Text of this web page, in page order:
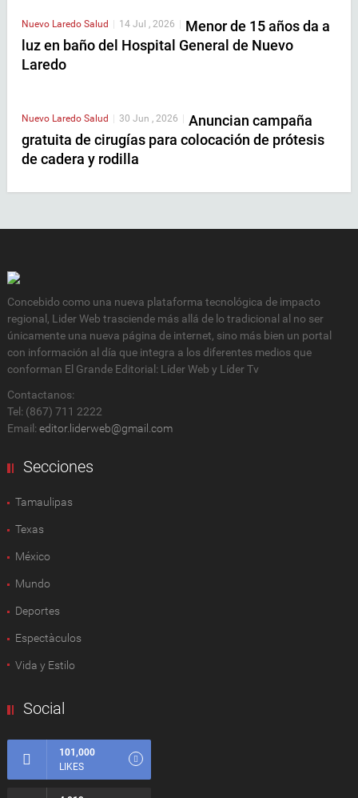
Nuevo Laredo Salud | 14 Jul , 2026 | Menor de 15 años da a
luz en baño del Hospital General de Nuevo
Laredo
Nuevo Laredo Salud 30 Jun , 2026
Anuncian campaña
gratuita de cirugías para colocación de prótesis
de cadera y rodilla
Concebido como una nueva plataforma tecnológica de impacto
regional, Lider Web trasciende más allá de lo tradicional al no ser
únicamente una nueva página de internet, sino más bien un portal
con información al día que integra a los diferentes medios que
conforman El Grande Editorial: Líder Web y Líder Tv
Contactanos:
Tel: (867) 711 2222
Email: editor.liderweb@gmail.com
Secciones
Tamaulipas
Texas
México
Mundo
Deportes
Espectàculos
Vida y Estilo
Social
101,000
LIKES